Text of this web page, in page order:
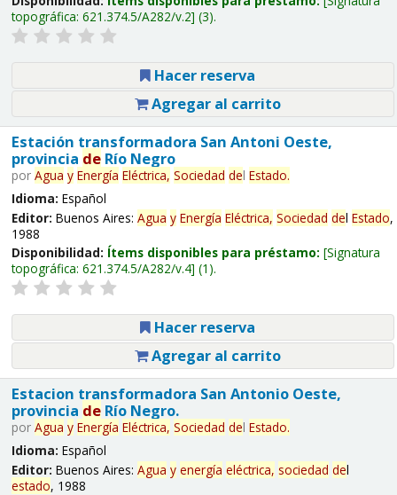
topográfica: 621.374.5/A282/v.2 (3).
Hacer reserva
Agregar al carrito
Estación transformadora San Antoni Oeste,
provincia deRío Negro
por Agua y Energía Eléctrica, Sociedad del Estado.
Idioma: Español
Editor: Buenos Aires: Agua y Energía Eléctrica, Sociedad del Estado,
1988
Disponibilidad: Ítems disponibles para préstamo: Signatura
topográfica: 621.374.5/A282/v.4 (1).
Hacer reserva
Agregar al carrito
Estacion transformadora San Antonio Oeste,
provincia deRío Negro.
por Agua y Energía Eléctrica, Sociedad del Estado.
Idioma: Español
Editor: Buenos Aires: Agua y energía eléctrica, sociedad del
estado, 1988